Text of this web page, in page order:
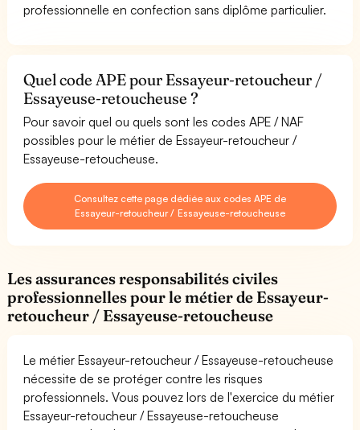
professionnelle en confection sans diplôme particulier.
Quel code APE pour Essayeur-retoucheur /
Essayeuse-retoucheuse ?
Pour savoir quel ou quels sont les codes APE / NAF
possibles pour le métier de Essayeur-retoucheur /
Essayeuse-retoucheuse.
Consultez cette page dédiée aux codes APE de
Essayeur-retoucheur / Essayeuse-retoucheuse
Les assurances responsabilités civiles
professionnelles pour le métier de Essayeur-
retoucheur / Essayeuse-retoucheuse
Le métier Essayeur-retoucheur / Essayeuse-retoucheuse
nécessite de se protéger contre les risques
professionnels. Vous pouvez lors de l'exercice du métier
Essayeur-retoucheur / Essayeuse-retoucheuse